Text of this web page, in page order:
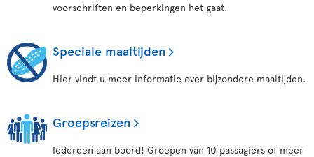
voorschriften en beperkingen het gaat.
Speciale maaltijden
Hier vindt u meer informatie over bijzondere maaltijden.
Groepsreizen
Iedereen aan boord! Groepen van 10 passagiers of meer